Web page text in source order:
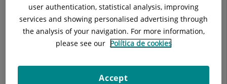
Hospital Universitari General de Catalunya
C/ Pedro i Pons, 1
user authentication, statistical analysis, improving
services and showing personalised advertising through
the analysis of your navigation. For more information,
please see our Política de cookies
Accept